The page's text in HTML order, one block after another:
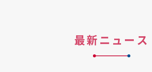
最新ニュース